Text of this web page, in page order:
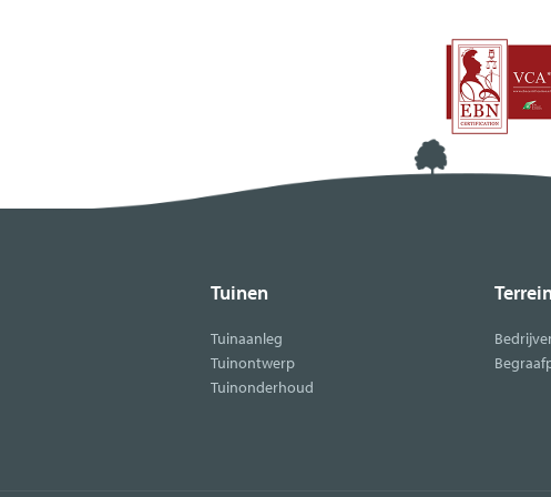
Tuinen
Tuinaanleg
Tuinontwerp
Tuinonderhoud